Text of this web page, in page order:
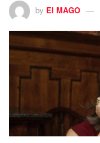
by El MAGO